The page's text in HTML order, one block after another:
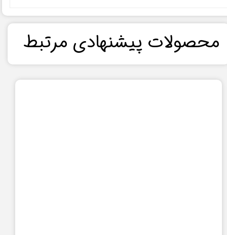
​محصولات پیشنهادی مرتبط​​​​​​​